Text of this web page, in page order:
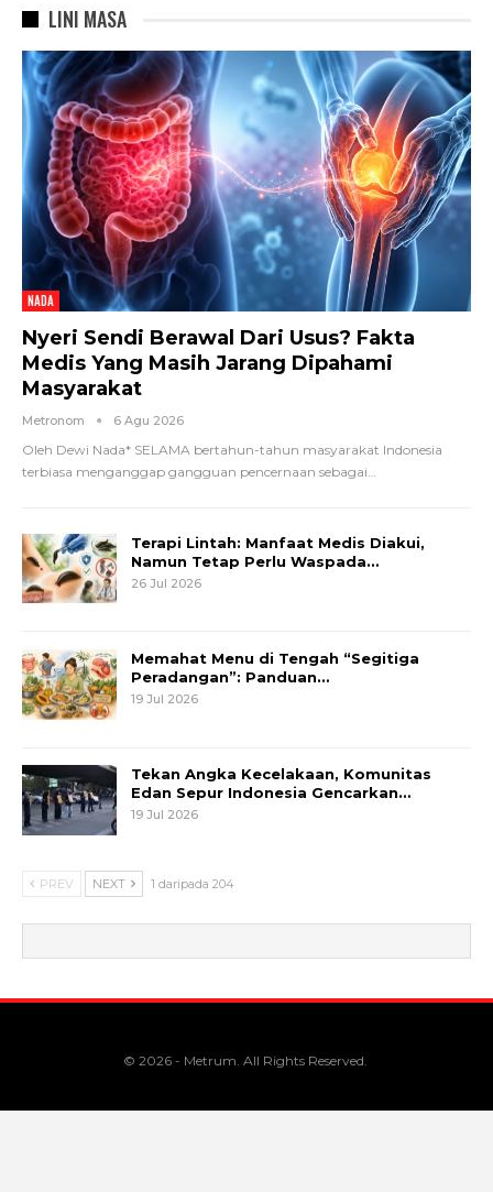
LINI MASA
NADA
Nyeri Sendi Berawal Dari Usus? Fakta
Medis Yang Masih Jarang Dipahami
Masyarakat
Metronom 6 Agu 2026
Oleh Dewi Nada* SELAMA bertahun-tahun masyarakat Indonesia
terbiasa menganggap gangguan pencernaan sebagai
Terapi Lintah: Manfaat Medis Diakui,
Namun Tetap Perlu Waspada…
26 Jul 2026
Memahat Menu di Tengah “Segitiga
Peradangan”: Panduan…
19 Jul 2026
Tekan Angka Kecelakaan, Komunitas
Edan Sepur Indonesia Gencarkan…
19 Jul 2026
PREV NEXT 1 daripada 204
© 2026 - Metrum. All Rights Reserved.